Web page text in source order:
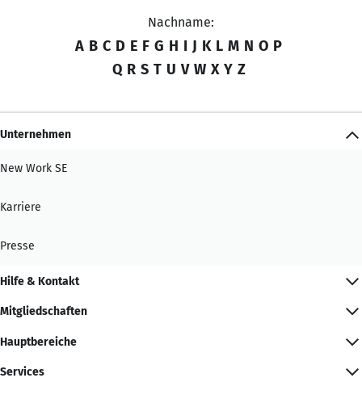
Nachname:
A B C D E F G H I J K L M N O P
Q R S T U V W X Y Z
Unternehmen
New Work SE
Karriere
Presse
Hilfe & Kontakt
Mitgliedschaften
Hauptbereiche
Services